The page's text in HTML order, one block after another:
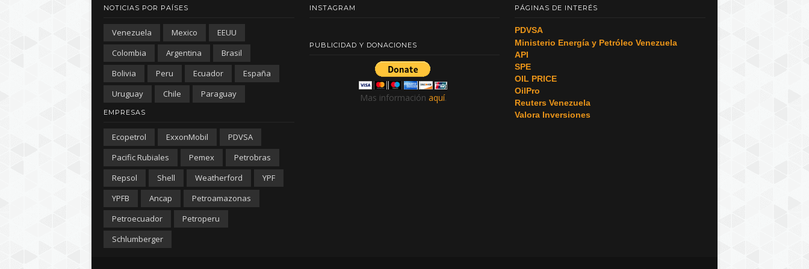
NOTICIAS POR PAÍSES
Venezuela Mexico
EEUU
Colombia
Argentina
Brasil
Bolivia
Peru Ecuador
España
Uruguay
Chile Paraguay
EMPRESAS
Ecopetrol ExxonMobil
PDVSA
Pacific Rubiales
Pemex
Petrobras
Repsol
Shell Weatherford
YPF
YPFB
Ancap
Petroamazonas
Petroecuador
Petroperu
Schlumberger
INSTAGRAM
PUBLICIDAD Y DONACIONES
Mas información aquí.
PÁGINAS DE INTERÉS
PDVSA
Ministerio Energía y Petróleo Venezuela
API
SPE
OIL PRICE
OilPro
Reuters Venezuela
Valora Inversiones